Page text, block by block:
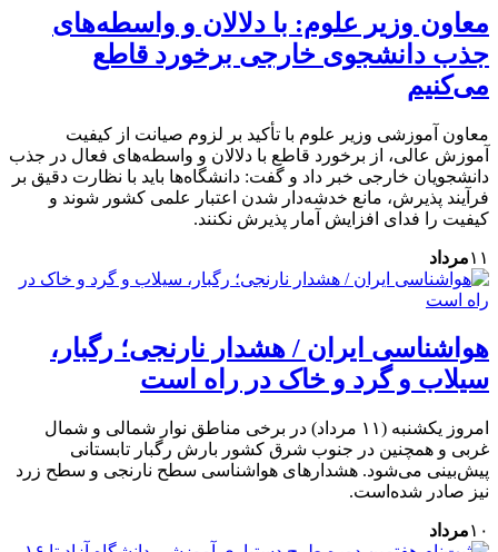
معاون وزیر علوم: با دلالان و واسطه‌های
جذب دانشجوی خارجی برخورد قاطع
می‌کنیم
معاون آموزشی وزیر علوم با تأکید بر لزوم صیانت از کیفیت
آموزش عالی، از برخورد قاطع با دلالان و واسطه‌های فعال در جذب
دانشجویان خارجی خبر داد و گفت: دانشگاه‌ها باید با نظارت دقیق بر
فرآیند پذیرش، مانع خدشه‌دار شدن اعتبار علمی کشور شوند و
کیفیت را فدای افزایش آمار پذیرش نکنند.
۱۱مرداد
هواشناسی ایران / هشدار نارنجی؛ رگبار،
سیلاب و گرد و خاک در راه است
امروز یکشنبه (۱۱ مرداد) در برخی مناطق نوار شمالی و شمال
غربی و همچنین در جنوب شرق کشور بارش رگبار تابستانی
پیش‌بینی می‌شود. هشدارهای هواشناسی سطح نارنجی و سطح زرد
نیز صادر شده‌است.
۱۰مرداد